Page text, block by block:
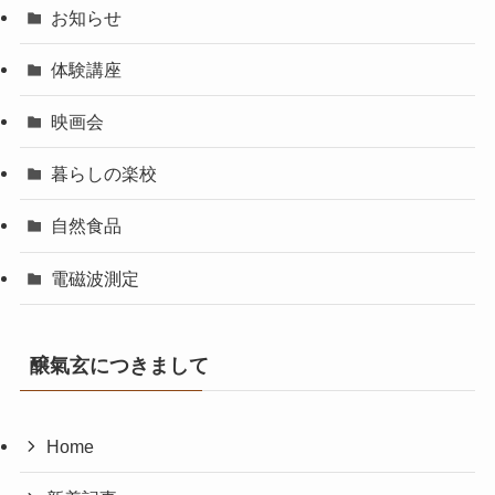
お知らせ
体験講座
映画会
暮らしの楽校
自然食品
電磁波測定
醸氣玄につきまして
Home